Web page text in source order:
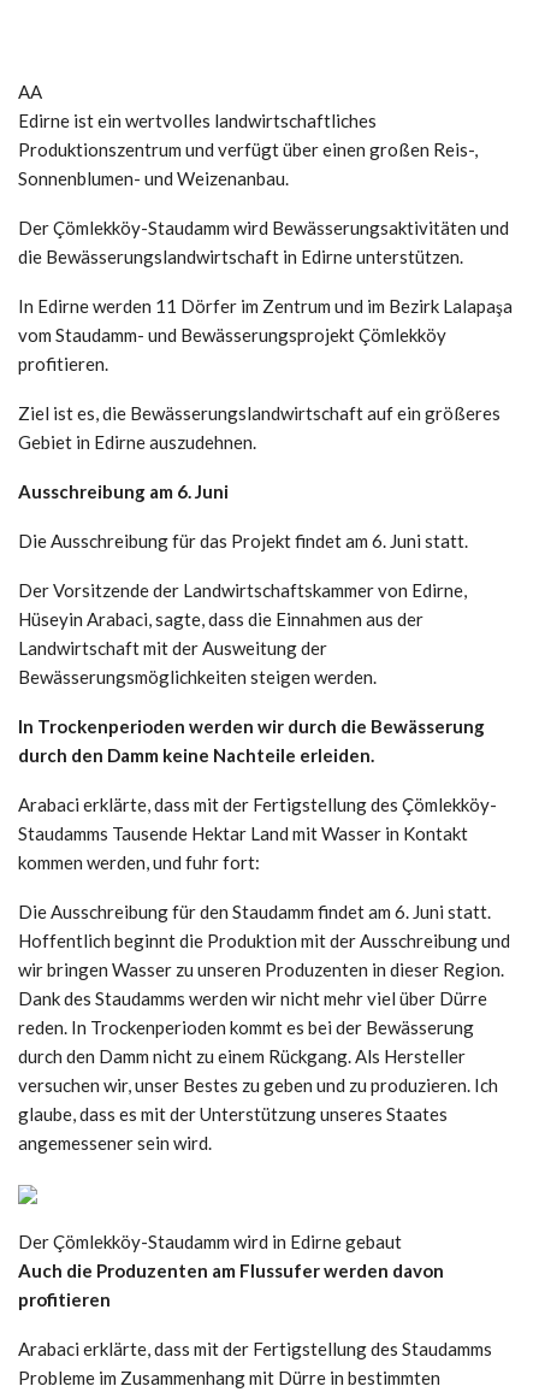
AA
Edirne ist ein wertvolles landwirtschaftliches
Produktionszentrum und verfügt über einen großen Reis-,
Sonnenblumen- und Weizenanbau.
Der Çömlekköy-Staudamm wird Bewässerungsaktivitäten und
die Bewässerungslandwirtschaft in Edirne unterstützen.
In Edirne werden 11 Dörfer im Zentrum und im Bezirk Lalapaşa
vom Staudamm- und Bewässerungsprojekt Çömlekköy
profitieren.
Ziel ist es, die Bewässerungslandwirtschaft auf ein größeres
Gebiet in Edirne auszudehnen.
Ausschreibung am 6. Juni
Die Ausschreibung für das Projekt findet am 6. Juni statt.
Der Vorsitzende der Landwirtschaftskammer von Edirne,
Hüseyin Arabaci, sagte, dass die Einnahmen aus der
Landwirtschaft mit der Ausweitung der
Bewässerungsmöglichkeiten steigen werden.
In Trockenperioden werden wir durch die Bewässerung
durch den Damm keine Nachteile erleiden.
Arabaci erklärte, dass mit der Fertigstellung des Çömlekköy-
Staudamms Tausende Hektar Land mit Wasser in Kontakt
kommen werden, und fuhr fort:
Die Ausschreibung für den Staudamm findet am 6. Juni statt.
Hoffentlich beginnt die Produktion mit der Ausschreibung und
wir bringen Wasser zu unseren Produzenten in dieser Region.
Dank des Staudamms werden wir nicht mehr viel über Dürre
reden. In Trockenperioden kommt es bei der Bewässerung
durch den Damm nicht zu einem Rückgang. Als Hersteller
versuchen wir, unser Bestes zu geben und zu produzieren. Ich
glaube, dass es mit der Unterstützung unseres Staates
angemessener sein wird.
Der Çömlekköy-Staudamm wird in Edirne gebaut
Auch die Produzenten am Flussufer werden davon
profitieren
Arabaci erklärte, dass mit der Fertigstellung des Staudamms
Probleme im Zusammenhang mit Dürre in bestimmten